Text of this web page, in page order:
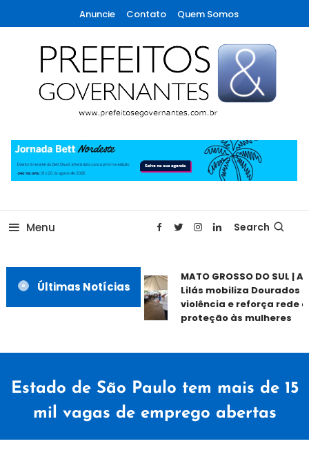
To
Content
Anuncie Contato Quem Somos
Prefeitos & Governantes
Menu Search
Últimas Notícias
MATO GROSSO DO SUL |
Lilás mobiliza Dourados
violência e reforça rede de
proteção às mulheres
Estado de São Paulo tem mais de 15
mil vagas de emprego abertas